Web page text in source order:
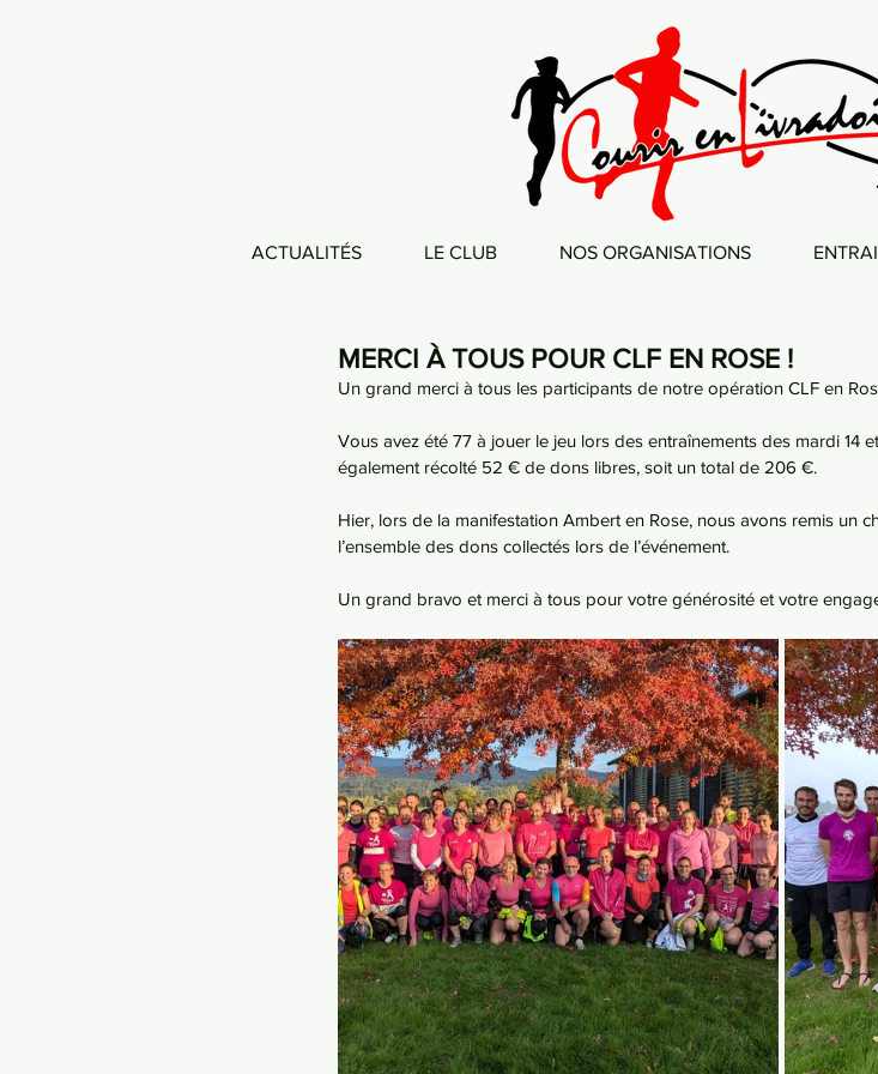
ACTUALITÉS LE CLUB NOS ORGANISATIONS
MERCI À TOUS POUR CLF EN ROSE !
Un grand merci à tous les participants de notre opération CLF en
Vous avez été 77 à jouer le jeu lors des entraînements des mardi 14
également récolté 52 € de dons libres, soit un total de 206 €.
Hier, lors de la manifestation Ambert en Rose, nous avons remis un
l’ensemble des dons collectés lors de l’événement.
Un grand bravo et merci à tous pour votre générosité et votre